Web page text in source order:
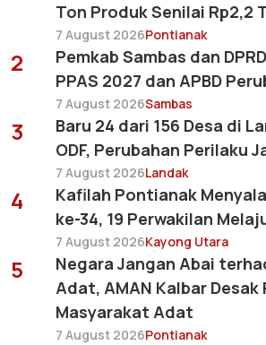
Ton Produk Senilai Rp2,2
7 August 2026Pontianak
2
Pemkab Sambas dan
PPAS 2027 dan APBD
7 August 2026Sambas
3
Baru 24 dari 156 Desa di
ODF, Perubahan Perilaku
7 August 2026Landak
4
Kafilah Pontianak
ke-34, 19 Perwakilan
7 August 2026Kayong Utara
5
Negara Jangan Abai
Adat, AMAN Kalbar Desak
Masyarakat Adat
7 August 2026Pontianak